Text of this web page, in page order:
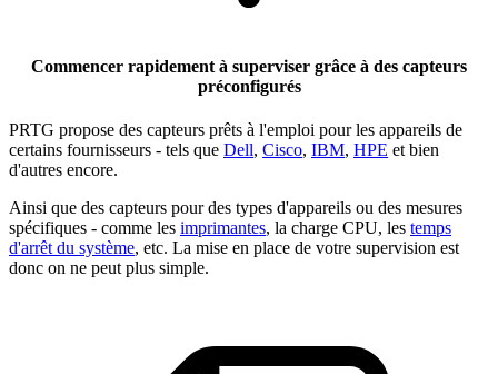
Commencer rapidement à superviser grâce à des capteurs
préconfigurés
PRTG propose des capteurs prêts à l'emploi pour les appareils de
certains fournisseurs - tels que Dell, Cisco, IBM, HPE et bien
d'autres encore.
Ainsi que des capteurs pour des types d'appareils ou des mesures
spécifiques - comme les imprimantes, la charge CPU, les temps
d'arrêt du système, etc. La mise en place de votre supervision est
donc on ne peut plus simple.